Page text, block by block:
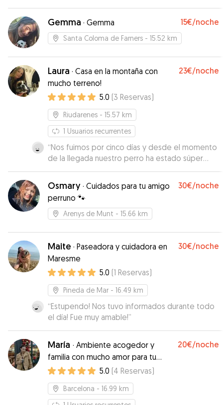
van cuidar molt bé. Un bon lloc on deixar-los.
Repetirem
Gemma · Gemma 15€/noche
Santa Coloma de Farners - 15.52 km
Laura · Casa en la montaña con
mucho terreno!
23€/noche
5.0 (3 Reservas)
Riudarenes - 15.57 km
1 Usuarios recurrentes
“Nos fuimos por cinco días y desde el momento
de la llegada nuestro perro ha estado súper
cómodo. Gracias al gran espacio ha podido
correr y pasarlo bien, y ha conocido a otros
perros con los que jugar. Siempre en contacto
continuo con la cuidadora que nos ha informado
constantemente de cómo lo estaba pasando el
Osmary · Cuidados para tu amigo
perruno 🐾
30€/noche
Arenys de Munt - 15.66 km
Maite · Paseadora y cuidadora en
Maresme
30€/noche
5.0 (1 Reservas)
Pineda de Mar - 16.49 km
“Estupendo! Nos tuvo informados durante todo
el día! Fue muy amable!”
María · Ambiente acogedor y
familia con mucho amor para tu
mascota
20€/noche
5.0 (4 Reservas)
Barcelona - 16.99 km